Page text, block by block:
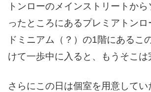
トンローのメインストリートから
ったところにあるプレミアトン
ドミニアム（？）の1階にあるこ
けて一歩中に入ると、もうそこは
さらにこの日は個室を用意してい